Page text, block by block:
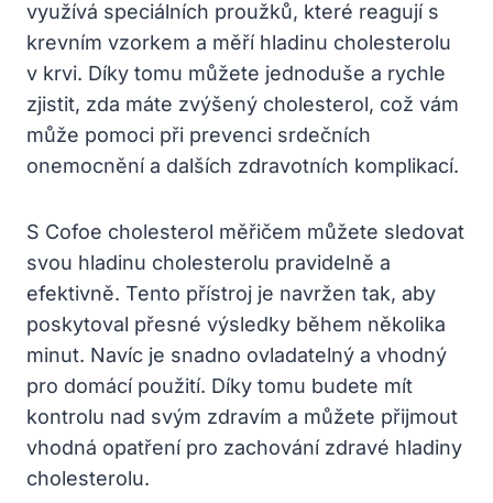
využívá speciálních proužků, které reagují s
krevním vzorkem a měří hladinu cholesterolu
v krvi. Díky tomu můžete jednoduše a rychle
zjistit, zda máte zvýšený cholesterol, což vám
může pomoci při prevenci srdečních
onemocnění a dalších zdravotních komplikací.
S Cofoe cholesterol měřičem můžete sledovat
svou hladinu cholesterolu pravidelně a
efektivně. Tento přístroj je navržen tak, aby
poskytoval přesné výsledky během několika
minut. Navíc je snadno ovladatelný a vhodný
pro domácí použití. Díky tomu budete mít
kontrolu nad svým zdravím a můžete přijmout
vhodná opatření pro zachování zdravé hladiny
cholesterolu.